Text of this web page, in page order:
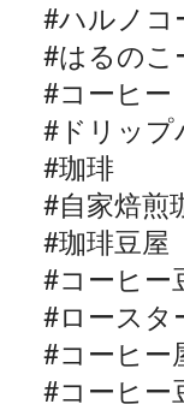
#ハルノコ
#はるのこ
#コーヒー
# ドリップ
#珈琲
#自家焙煎
#珈琲豆屋
#コーヒー
#ロースタ
#コーヒー
#コーヒー